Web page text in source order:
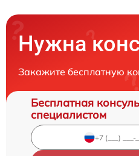
Нужна
Закажите бесплатную
Бесплатная
специалистом